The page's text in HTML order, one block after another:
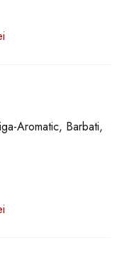
Aromatic, Barbati,